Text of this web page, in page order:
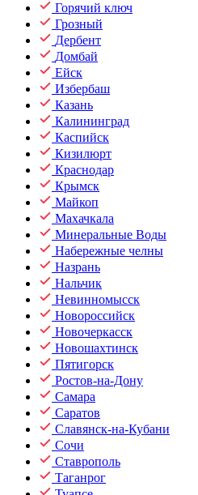
Горячий ключ
Грозный
Дербент
Домбай
Ейск
Избербаш
Казань
Калининград
Каспийск
Кизилюрт
Краснодар
Крымск
Майкоп
Махачкала
Минеральные Воды
Набережные челны
Назрань
Нальчик
Невинномысск
Новороссийск
Новочеркасск
Новошахтинск
Пятигорск
Ростов-на-Дону
Самара
Саратов
Славянск-на-Кубани
Сочи
Ставрополь
Таганрог